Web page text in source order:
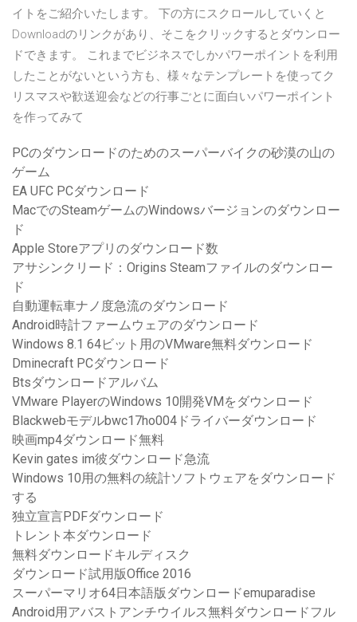
イトをご紹介いたします。 下の方にスクロールしていくと
Downloadのリンクがあり、そこをクリックするとダウンロー
ドできます。 これまでビジネスでしかパワーポイントを利用
したことがないという方も、様々なテンプレートを使ってク
リスマスや歓送迎会などの行事ごとに面白いパワーポイント
を作ってみて
PCのダウンロードのためのスーパーバイクの砂漠の山の
ゲーム
EA UFC PCダウンロード
MacでのSteamゲームのWindowsバージョンのダウンロー
ド
Apple Storeアプリのダウンロード数
アサシンクリード：Origins Steamファイルのダウンロー
ド
自動運転車ナノ度急流のダウンロード
Android時計ファームウェアのダウンロード
Windows 8.1 64ビット用のVMware無料ダウンロード
Dminecraft PCダウンロード
Btsダウンロードアルバム
VMware PlayerのWindows 10開発VMをダウンロード
Blackwebモデルbwc17ho004ドライバーダウンロード
映画mp4ダウンロード無料
Kevin gates im彼ダウンロード急流
Windows 10用の無料の統計ソフトウェアをダウンロード
する
独立宣言PDFダウンロード
トレント本ダウンロード
無料ダウンロードキルディスク
ダウンロード試用版Office 2016
スーパーマリオ64日本語版ダウンロードemuparadise
Android用アバストアンチウイルス無料ダウンロードフル